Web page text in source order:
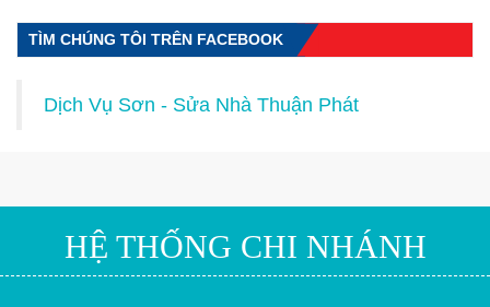
TÌM CHÚNG TÔI TRÊN FACEBOOK
Dịch Vụ Sơn - Sửa Nhà Thuận Phát
HỆ THỐNG CHI NHÁNH